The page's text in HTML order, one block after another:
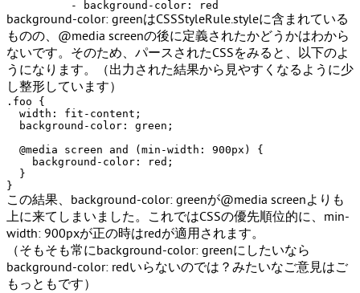
background-color: greenはCSSStyleRule.styleに含まれている
ものの、 @media screenの後に定義されたかどうかはわから
ないです。そのため、パースされたCSSをみると、以下のよ
うになります。（出力された結果から見やすくなるように少
し整形しています）
.foo {
  width: fit-content;
  background-color: green;
  @media screen and (min-width: 900px) {
    background-color: red;
  }
この結果、 background-color: greenが@media screenよりも
上に来てしまいました。これではCSSの優先順位的に、 min-
width: 900pxが正の時はredが適用されます。
（そもそも常にbackground-color: greenにしたいなら
background-color: redいらないのでは？みたいなご意見はご
もっともです）